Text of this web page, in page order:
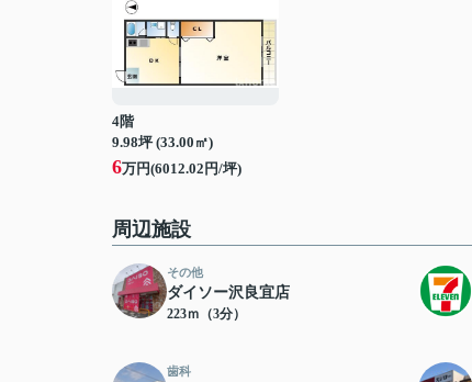
4階
9.98坪 (33.00㎡)
6万円(6012.02円/坪)
周辺施設
その他
ダイソー沢良宜店
223ｍ（3分）
歯科